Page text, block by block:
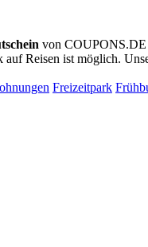
von COUPONS.DE
Reisen ist möglich.
Freizeitpark